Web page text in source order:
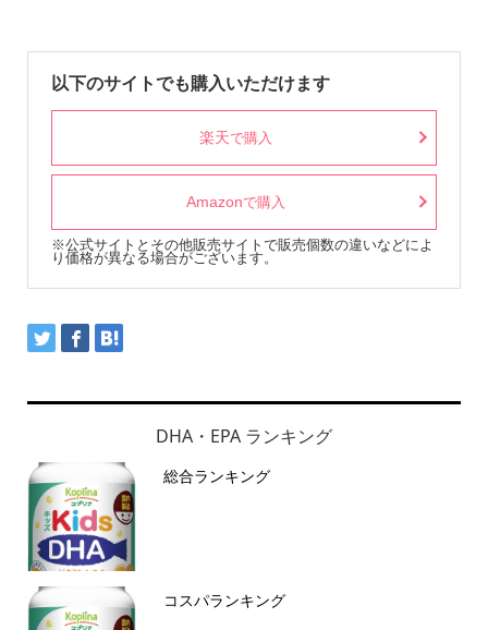
以下のサイトでも購入いただけます
楽天で購入
Amazonで購入
※公式サイトとその他販売サイトで販売個数の違いなどによ
り価格が異なる場合がございます。
DHA・EPA ランキング
総合ランキング
コスパランキング